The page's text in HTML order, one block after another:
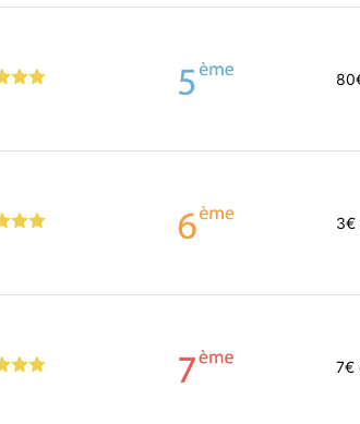
80
3€
7€